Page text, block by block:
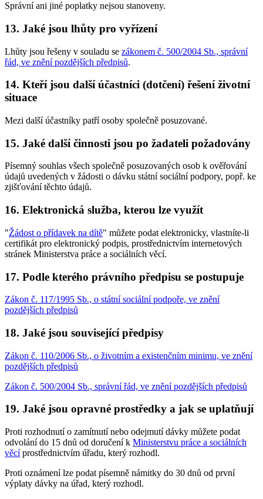
Správní ani jiné poplatky nejsou stanoveny.
13. Jaké jsou lhůty pro vyřízení
Lhůty jsou řešeny v souladu se zákonem č. 500/2004 Sb., správní
řád, ve znění pozdějších předpisů.
14. Kteří jsou další účastníci (dotčení) řešení životní
situace
Mezi další účastníky patří osoby společně posuzované.
15. Jaké další činnosti jsou po žadateli požadovány
Písemný souhlas všech společně posuzovaných osob k ověřování
údajů uvedených v žádosti o dávku státní sociální podpory, popř. ke
zjišťování těchto údajů.
16. Elektronická služba, kterou lze využít
"Žádost o přídavek na dítě" můžete podat elektronicky, vlastníte-li
certifikát pro elektronický podpis, prostřednictvím internetových
stránek Ministerstva práce a sociálních věcí.
17. Podle kterého právního předpisu se postupuje
Zákon č. 117/1995 Sb., o státní sociální podpoře, ve znění
pozdějších předpisů
18. Jaké jsou související předpisy
Zákon č. 110/2006 Sb., o životním a existenčním minimu, ve znění
pozdějších předpisů
Zákon č. 500/2004 Sb., správní řád, ve znění pozdějších předpisů
19. Jaké jsou opravné prostředky a jak se uplatňují
Proti rozhodnutí o zamítnutí nebo odejmutí dávky můžete podat
odvolání do 15 dnů od doručení k Ministerstvu práce a sociálních
věcíprostřednictvím úřadu, který rozhodl.
Proti oznámení lze podat písemně námitky do 30 dnů od první
výplaty dávky na úřad, který rozhodl.